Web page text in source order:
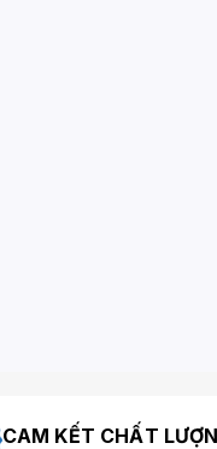
CAM KẾT CHẤT